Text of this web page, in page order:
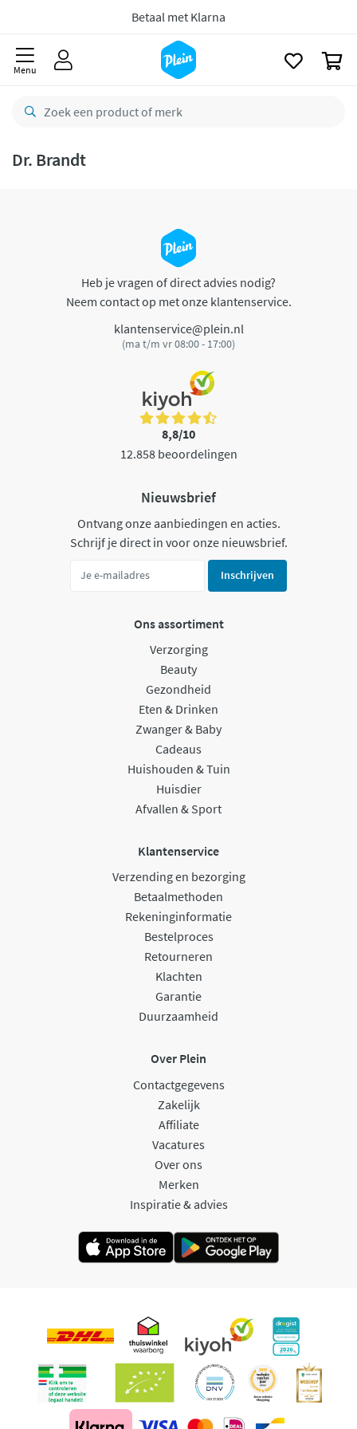
Betaal met Klarna
Menu
Dr. Brandt
Heb je vragen of direct advies nodig?
Neem contact op met onze klantenservice.
klantenservice@plein.nl
(ma t/m vr 08:00 - 17:00)
8,8/10
12.858 beoordelingen
Nieuwsbrief
Ontvang onze aanbiedingen en acties.
Schrijf je direct in voor onze nieuwsbrief.
Inschrijven
Ons assortiment
Verzorging
Beauty
Gezondheid
Eten & Drinken
Zwanger & Baby
Cadeaus
Huishouden & Tuin
Huisdier
Afvallen & Sport
Klantenservice
Verzending en bezorging
Betaalmethoden
Rekeninginformatie
Bestelproces
Retourneren
Klachten
Garantie
Duurzaamheid
Over Plein
Contactgegevens
Zakelijk
Affiliate
Vacatures
Over ons
Merken
Inspiratie & advies